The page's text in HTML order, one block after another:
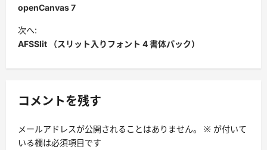
稿
ナ
ビ
シ
ン
openCanvas 7
次へ:
AFSSlit （スリット入りフォント 4 書体パック）
コメントを残す
メールアドレスが公開されることはありません。 ※ が付いて
いる欄は必須項目です